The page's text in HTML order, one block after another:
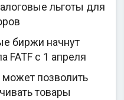
льготы для
биржи начнут
FATF с 1 апреля
может позволить
товары